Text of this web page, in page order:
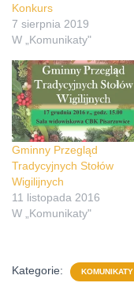
Konkurs
7 sierpnia 2019
W „Komunikaty"
Gminny Przegląd
Tradycyjnych Stołów
Wigilijnych
11 listopada 2016
W „Komunikaty"
Kategorie: KOMUNIKATY